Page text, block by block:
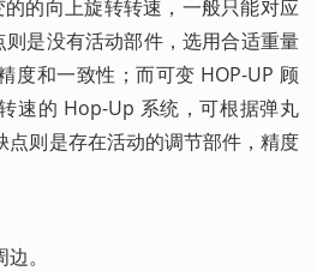
的向上旋转转速，一般只能对应
是没有活动部件，选用合适重量
度和一致性；而可变 HOP-UP 顾
速的 Hop-Up 系统，可根据弹丸
点则是存在活动的调节部件，精度
。